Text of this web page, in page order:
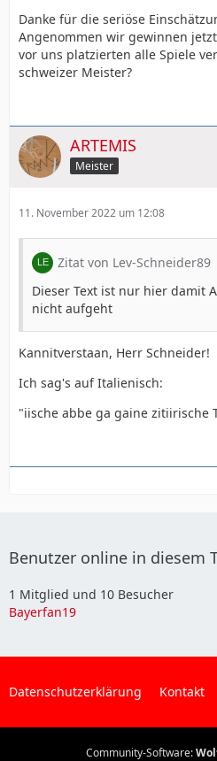
Danke für die seriöse
Angenommen wir gewinnen
vor uns platzierten alle Spiele
schweizer Meister?
ARTEMIS
Meister
11. November 2022 um 12:08
Zitat von Lev-Schneider89
Dieser Text ist nur hier damit
nicht aufgeht
Kannitverstaan, Herr Schneider!
Ich sag's auf Italienisch:
"iische abbe ga gaine zitiirische
Benutzer online in diesem
1 Mitglied und 10 Besucher
Bayerfan19
Datenschutzerklärung Kontakt
Community-Software: